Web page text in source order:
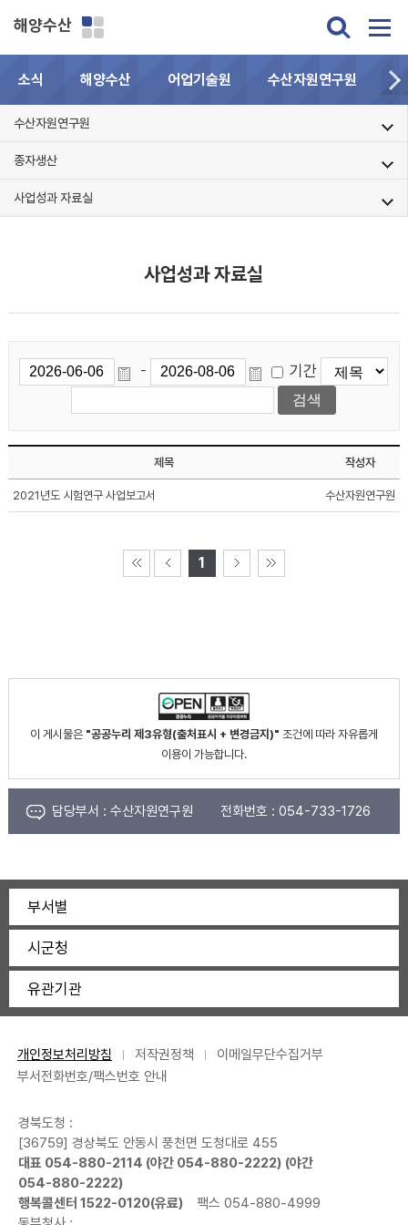
해양수산
소식 해양수산 어업기술원 수산자원연구원
수산자원연구원
종자생산
사업성과 자료실
사업성과 자료실
- 기간
제목 작성자
2021년도 시험연구 사업보고서 수산자원연구원
1
이 게시물은 "공공누리 제3유형(출처표시 + 변경금지)" 조건에 따라 자유롭게
이용이 가능합니다.
담당부서 : 수산자원연구원 전화번호 : 054-733-1726
부서별
시군청
유관기관
개인정보처리방침 저작권정책
이메일무단수집거부
부서전화번호/팩스번호 안내
경북도청 :
[36759] 경상북도 안동시 풍천면 도청대로 455
대표 054-880-2114 (야간 054-880-2222) (야간
054-880-2222)
행복콜센터 1522-0120(유료)
팩스 054-880-4999